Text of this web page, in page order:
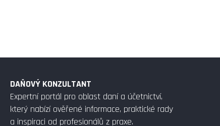
DAŇOVÝ KONZULTANT
Expertní portál pro oblast daní a účetnictví,
který nabízí ověřené informace, praktické rady
a inspiraci od profesionálů z praxe.